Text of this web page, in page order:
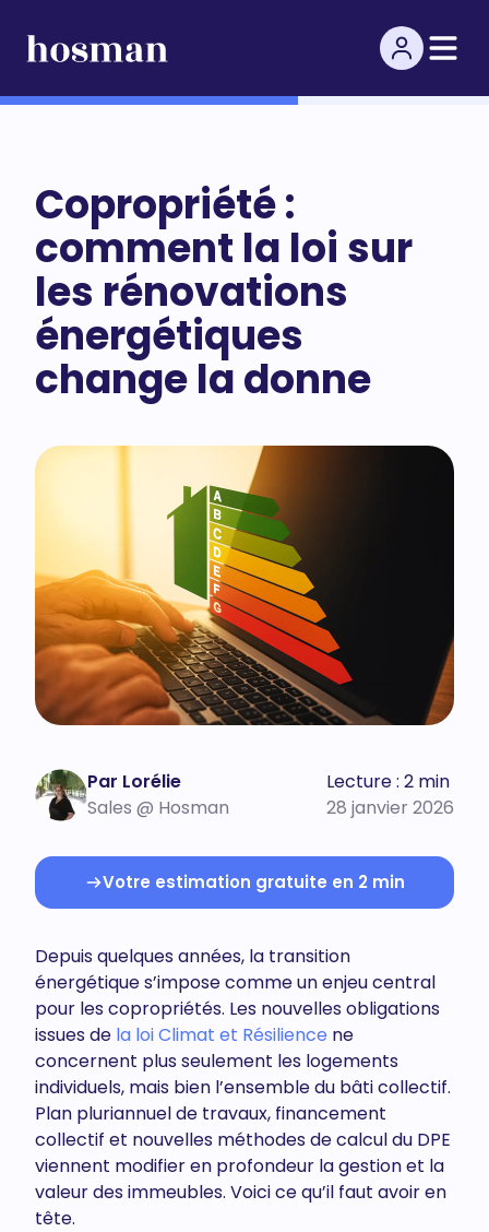
Copropriété :
comment la loi sur
les rénovations
énergétiques
change la donne
Par Lorélie
Sales @ Hosman
Lecture : 2 min
28 janvier 2026
Votre estimation gratuite en 2 min
Depuis quelques années, la transition
énergétique s’impose comme un enjeu central
pour les copropriétés. Les nouvelles obligations
issues de la loi Climat et Résilience ne
concernent plus seulement les logements
individuels, mais bien l’ensemble du bâti collectif.
Plan pluriannuel de travaux, financement
collectif et nouvelles méthodes de calcul du DPE
viennent modifier en profondeur la gestion et la
valeur des immeubles. Voici ce qu’il faut avoir en
tête.